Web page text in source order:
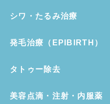
シワ・たるみ治療
発毛治療（EPIBIRTH）
タトゥー除去
美容点滴・注射・内服薬